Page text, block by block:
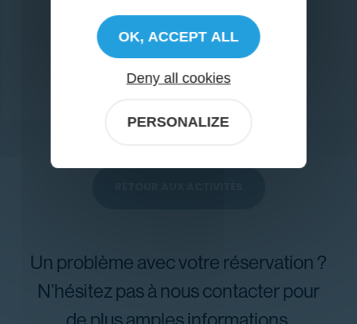
Prix total :15€
Un problème avec votre réservation ?
N’hésitez pas à nous contacter pour
de plus amples informations.
OK, ACCEPT ALL
Deny all cookies
PERSONALIZE